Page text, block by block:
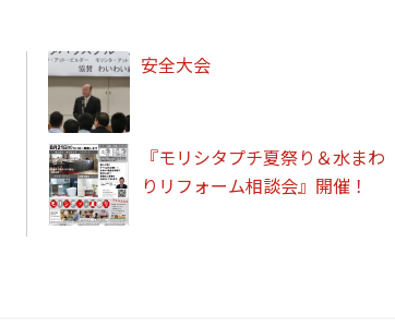
安全大会
『モリシタプチ夏祭り＆水まわ
りリフォーム相談会』開催！